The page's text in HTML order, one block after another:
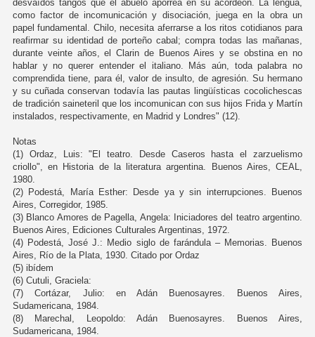
desvaídos tangos que el abuelo aporrea en su acordeón. La lengua,
como factor de incomunicación y disociación, juega en la obra un
papel fundamental. Chilo, necesita aferrarse a los ritos cotidianos para
reafirmar su identidad de porteño cabal; compra todas las mañanas,
durante veinte años, el Clarin de Buenos Aires y se obstina en no
hablar y no querer entender el italiano. Más aún, toda palabra no
comprendida tiene, para él, valor de insulto, de agresión. Su hermano
y su cuñada conservan todavía las pautas lingüísticas cocolichescas
de tradición saineteril que los incomunican con sus hijos Frida y Martín
instalados, respectivamente, en Madrid y Londres" (12).
Notas
(1) Ordaz, Luis: "El teatro. Desde Caseros hasta el zarzuelismo
criollo", en Historia de la literatura argentina. Buenos Aires, CEAL,
1980.
(2) Podestá, María Esther: Desde ya y sin interrupciones. Buenos
Aires, Corregidor, 1985.
(3) Blanco Amores de Pagella, Angela: Iniciadores del teatro argentino.
Buenos Aires, Ediciones Culturales Argentinas, 1972.
(4) Podestá, José J.: Medio siglo de farándula – Memorias. Buenos
Aires, Río de la Plata, 1930. Citado por Ordaz
(5) ibídem
(6) Cutuli, Graciela:
(7) Cortázar, Julio: en Adán Buenosayres. Buenos Aires,
Sudamericana, 1984.
(8) Marechal, Leopoldo: Adán Buenosayres. Buenos Aires,
Sudamericana, 1984.